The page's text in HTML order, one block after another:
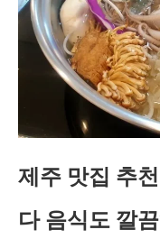
제주 맛집 추
다 음식도 깔